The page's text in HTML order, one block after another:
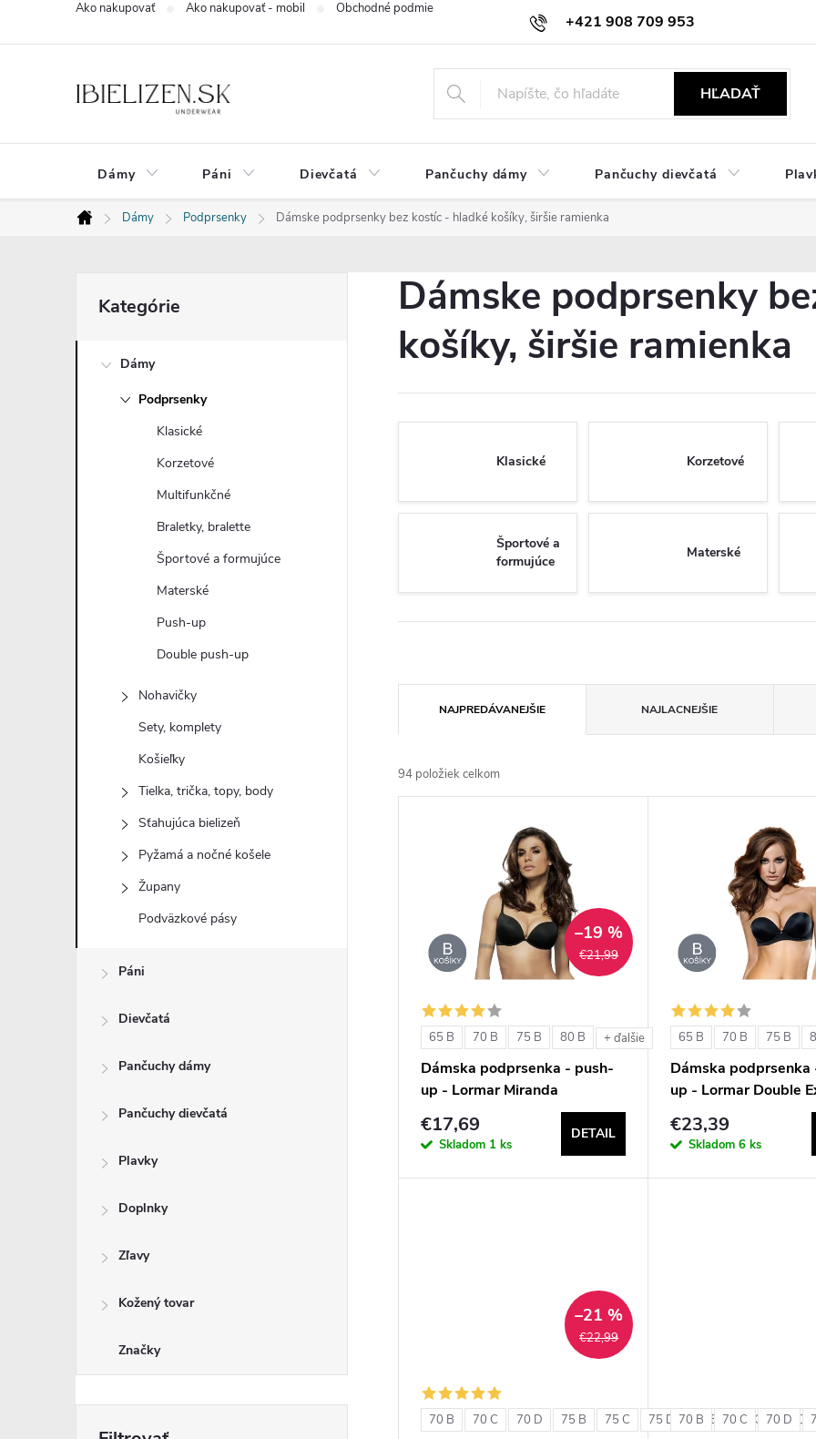
+421 908 709 953
objednavky@ibielizen.sk
Ako nakupovať Ako nakupovať - mobil Obchodné podmienky
HĽADAŤ
Dámy Páni Dievčatá Pančuchy dámy Pančuchy dievčatá
Domov
Dámy Podprsenky Dámske podprsenky bez kostíc - hladké košíky, širšie ramienka
o
kategórie
Kategórie
Dámy
Podprsenky
Klasické
Korzetové
Multifunkčné
Braletky, bralette
Športové a formujúce
Materské
Push-up
Double push-up
Nohavičky
Sety, komplety
Košieľky
Tielka, trička, topy, body
Sťahujúca bielizeň
Pyžamá a nočné košele
Župany
Podväzkové pásy
Páni
Dievčatá
Pančuchy dámy
Pančuchy dievčatá
Plavky
Doplnky
Zľavy
Kožený tovar
Značky
Dámske podprsenky
košíky, širšie ramienka
Klasické Korzetové
Športové a
formujúce
Materské
a
d
NAJPREDÁVANEJŠIE NAJLACNEJŠIE
94 položiek celkom
d
€21,99
–19 %
65 B 70 B 75 B 80 B + ďalšie
Dámska podprsenka - push-
up - Lormar Miranda
€17,69
Skladom 1 ks
DETAIL
65 B 70 B 75 B
Dámska podprsenka
up - Lormar Double
€23,39
Skladom6 ks
€22,99
–21 %
70 B 70 C 70 D 75 B 75 C 75 D 80 B 80 C 80 D
70 B 70 C 70 D